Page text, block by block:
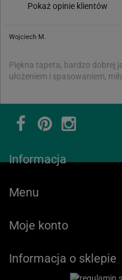
Pokaż opinie klientów
Wojciech M.
Piękna tapeta, bardzo dobrej
ułożeniem i spasowaniem,
Informacja
Menu
Moje konto
Informacja o sklepie